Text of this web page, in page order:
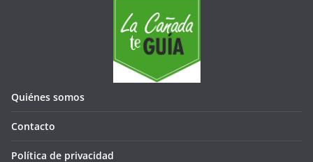
Quiénes somos
Contacto
Política de privacidad